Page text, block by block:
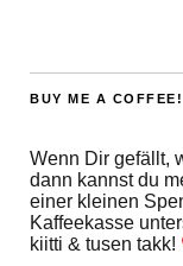
BUY ME A COFFEE!
Wenn Dir gefällt,
dann kannst du
einer kleinen
Kaffeekasse
kiitti & tusen takk!